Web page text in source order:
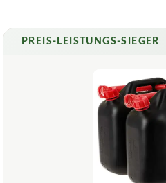
PREIS-LEISTUNGS-SIEGER